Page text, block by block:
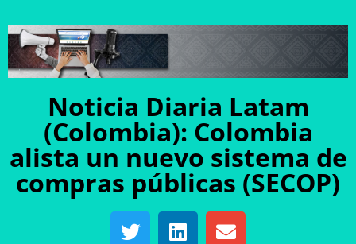
Noticia Diaria Latam
(Colombia): Colombia
alista un nuevo sistema de
compras públicas (SECOP)